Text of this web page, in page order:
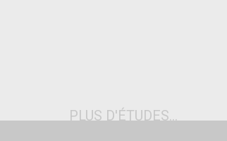
PLUS D'ÉTUDES...